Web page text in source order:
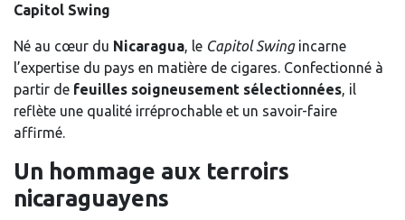
Capitol Swing
Né au cœur du Nicaragua, le Capitol Swingincarne
l’expertise du pays en matière de cigares. Confectionné à
partir de feuilles soigneusement sélectionnées, il
reflète une qualité irréprochable et un savoir-faire
affirmé.
Un hommage aux terroirs
nicaraguayens